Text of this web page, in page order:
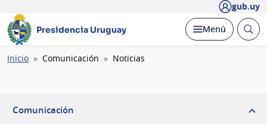
gub.uy
Presidencia Uruguay Desplegar
Menú Abrir
Ruta
Inicio Comunicación Noticias
Comunicación